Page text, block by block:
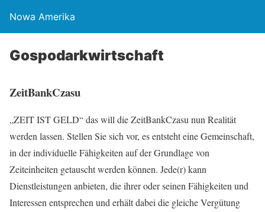
Nowa Amerika
Gospodarkwirtschaft
ZeitBankCzasu
„ZEIT IST GELD“ das will die ZeitBankCzasu nun Realität
werden lassen. Stellen Sie sich vor, es entsteht eine Gemeinschaft,
in der individuelle Fähigkeiten auf der Grundlage von
Zeiteinheiten getauscht werden können. Jede(r) kann
Dienstleistungen anbieten, die ihrer oder seinen Fähigkeiten und
Interessen entsprechen und erhält dabei die gleiche Vergütung